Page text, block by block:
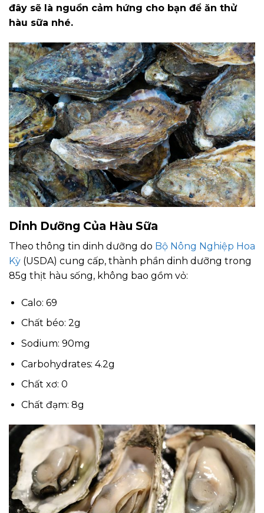
đây sẽ là nguồn cảm hứng cho bạn để ăn thử
hàu sữa nhé.
Dinh Dưỡng Của Hàu Sữa
Theo thông tin dinh dưỡng do Bộ Nông Nghiệp Hoa
Kỳ (USDA) cung cấp, thành phần dinh dưỡng trong
85g thịt hàu sống, không bao gồm vỏ:
Calo: 69
Chất béo: 2g
Sodium: 90mg
Carbohydrates: 4.2g
Chất xơ: 0
Chất đạm: 8g